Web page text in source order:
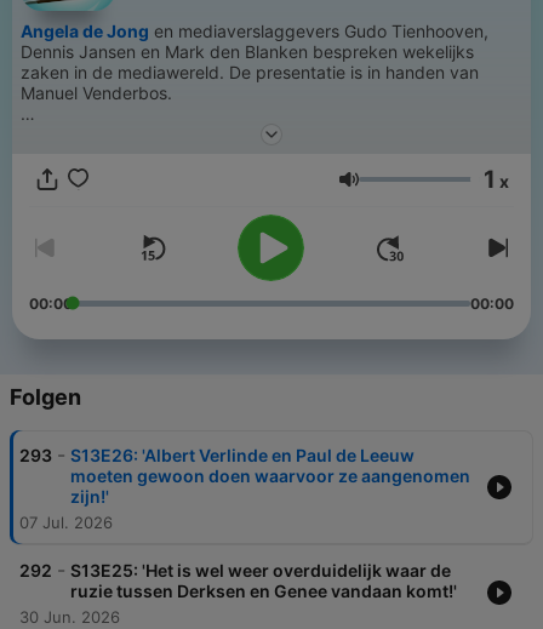
Angela de Jong en mediaverslaggevers Gudo Tienhooven,
Dennis Jansen en Mark den Blanken bespreken wekelijks
zaken in de mediawereld. De presentatie is in handen van
Manuel Venderbos.
Meer medianieuws? Ga naar AD.nl/show
Lautstärke 1 x
00:00 00:00
Folgen
293 - S13E26: 'Albert Verlinde en Paul de Leeuw
moeten gewoon doen waarvoor ze aangenomen
zijn!'
07 Jul. 2026
292 - S13E25: 'Het is wel weer overduidelijk waar de
ruzie tussen Derksen en Genee vandaan komt!'
30 Jun. 2026